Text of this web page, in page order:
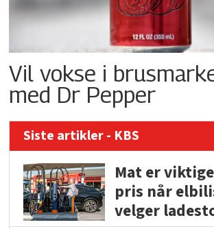
Vil vokse i
med Dr Pepper
Siste artikler - KBS
Mat er
pris når
velger